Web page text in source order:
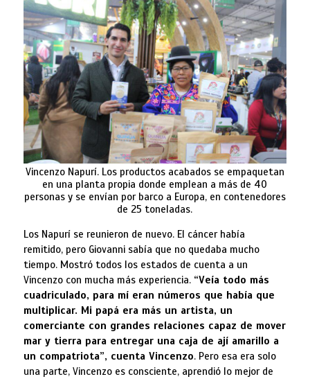
Vincenzo Napurí. Los productos acabados se empaquetan
en una planta propia donde emplean a más de 40
personas y se envían por barco a Europa, en contenedores
de 25 toneladas.
Los Napurí se reunieron de nuevo. El cáncer había
remitido, pero Giovanni sabía que no quedaba mucho
tiempo. Mostró todos los estados de cuenta a un
Vincenzo con mucha más experiencia. “Veía todo más
cuadriculado, para mí eran números que había que
multiplicar. Mi papá era más un artista, un
comerciante con grandes relaciones capaz de mover
mar y tierra para entregar una caja de ají amarillo a
un compatriota”, cuenta Vincenzo. Pero esa era solo
una parte, Vincenzo es consciente, aprendió lo mejor de